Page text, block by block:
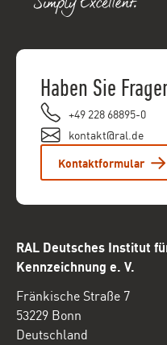
Haben Sie
+49 228 68895-0
kontakt@ral.de
Kontaktformular
RAL Deutsches Institut
Kennzeichnung e. V.
Fränkische Straße 7
53229 Bonn
Deutschland